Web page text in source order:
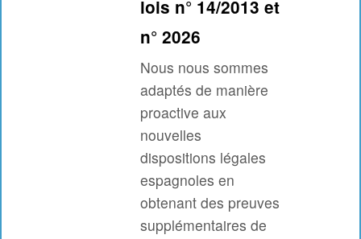
lois n° 14/2013 et
n° 2026
Nous nous sommes
adaptés de manière
proactive aux
nouvelles
dispositions légales
espagnoles en
obtenant des preuves
supplémentaires de